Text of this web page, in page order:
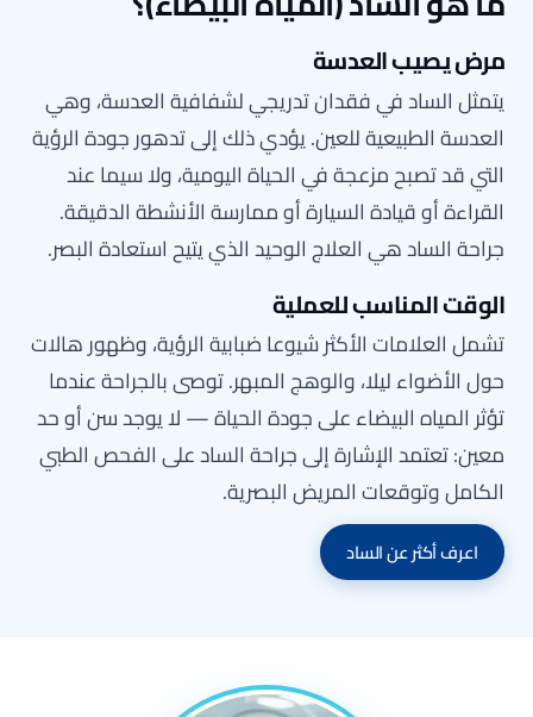
مرض يصيب العدسة
يتمثل الساد في فقدان تدريجي لشفافية العدسة، وهي
العدسة الطبيعية للعين. يؤدي ذلك إلى تدهور جودة الرؤية
التي قد تصبح مزعجة في الحياة اليومية، ولا سيما عند
القراءة أو قيادة السيارة أو ممارسة الأنشطة الدقيقة.
جراحة الساد هي العلاج الوحيد الذي يتيح استعادة البصر.
الوقت المناسب للعملية
تشمل العلامات الأكثر شيوعا ضبابية الرؤية، وظهور هالات
حول الأضواء ليلا، والوهج المبهر. توصى بالجراحة عندما
تؤثر المياه البيضاء على جودة الحياة — لا يوجد سن أو حد
معين: تعتمد الإشارة إلى جراحة الساد على الفحص الطبي
الكامل وتوقعات المريض البصرية.
اعرف أكثر عن الساد